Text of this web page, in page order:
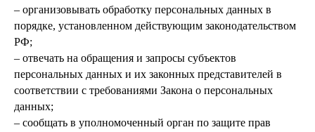
– организовывать обработку персональных данных в
порядке, установленном действующим законодательством
РФ;
– отвечать на обращения и запросы субъектов
персональных данных и их законных представителей в
соответствии с требованиями Закона о персональных
данных;
– сообщать в уполномоченный орган по защите прав